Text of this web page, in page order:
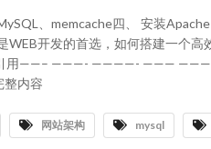
、memcache四、 安装
开发的首选，如何搭建一个
引用——– ———- ————- ———
整内容
网站架构 mysql